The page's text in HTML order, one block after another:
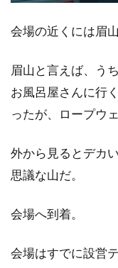
会場の近くには眉
眉山と言えば、う
お風呂屋さんに行
ったが、ロープウ
外から見るとデカ
思議な山だ。
会場へ到着。
会場はすでに設営